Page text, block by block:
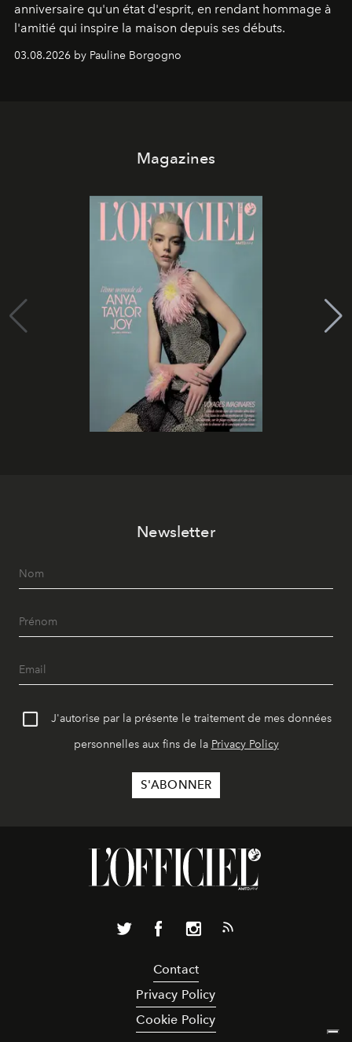
anniversaire qu'un état d'esprit, en rendant hommage à
l'amitié qui inspire la maison depuis ses débuts.
03.08.2026 by Pauline Borgogno
Magazines
Newsletter
J'autorise par la présente le traitement de mes données
personnelles aux fins de la Privacy Policy
Contact
Privacy Policy
Cookie Policy